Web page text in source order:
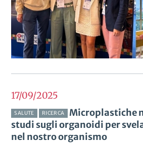
17/092025
SALUTE RICERCA
Microplastiche
studi sugli organoidi per
nel nostro organismo